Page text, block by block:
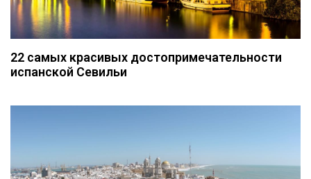
22 самых красивых достопримечательности
испанской Севильи